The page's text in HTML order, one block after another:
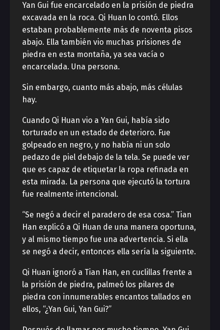
Yan Gui fue encarcelado en la prisión de piedra
excavada en la roca. Qi Huan lo contó. Ellos
estaban probablemente más de noventa pisos
abajo. Ella también vio muchas prisiones de
piedra en esta montaña, ya sea vacía o
encarcelada. Una persona.
Sin embargo, cuanto más abajo, más células
hay.
Cuando Qi Huan vio a Yan Gui, había sido
torturado en un estado de deterioro. Fue
golpeado en negro, y no había ni un solo
pedazo de piel debajo de la tela. Se puede ver
que es capaz de etiquetar la ropa refinada en
esta mirada. La persona que ejecutó la tortura
fue realmente intencional.
“Se negó a decir el paradero de esa cosa.” Tian
Han explicó a Qi Huan de una manera oportuna,
y al mismo tiempo fue una advertencia. Si ella
se negó a decir, entonces ella sería la siguiente.
Qi Huan ignoró a Tian Han, en cuclillas frente a
la prisión de piedra, palmeó los pilares de
piedra con innumerables encantos tallados en
ellos, “¿Yan Gui, Yan Gui?”